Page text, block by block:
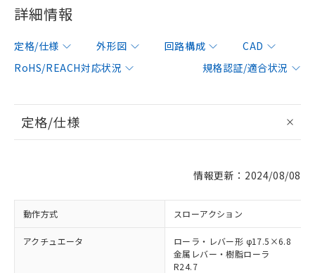
詳細情報
定格/仕様 外形図 回路構成
CAD
RoHS/REACH対応状況
規格認証/適合状況
定格/仕様
情報更新：2024/08/08
動作方式 スローアクション
アクチュエータ
ローラ・レバー形 φ17.5×6.8
金属レバー・樹脂ローラ
R24.7